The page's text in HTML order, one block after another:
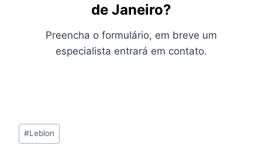
de Janeiro?
Preencha o formulário, em breve um
especialista entrará em contato.
Tags
do
#Leblon